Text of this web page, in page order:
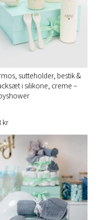
sutteholder, bestik &
i silikone, creme –
kr